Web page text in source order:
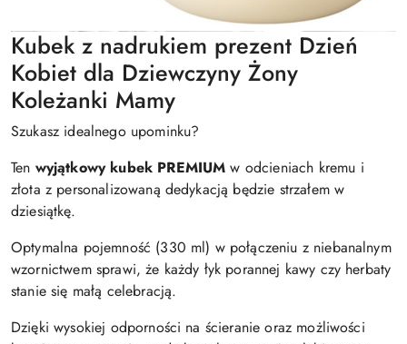
Kubek z nadrukiem prezent Dzień
Kobiet dla Dziewczyny Żony
Koleżanki Mamy
Szukasz idealnego upominku?
Ten wyjątkowy kubek PREMIUM w odcieniach kremu i
złota z personalizowaną dedykacją będzie strzałem w
dziesiątkę.
Optymalna pojemność (330 ml) w połączeniu z niebanalnym
wzornictwem sprawi, że każdy łyk porannej kawy czy herbaty
stanie się małą celebracją.
Dzięki wysokiej odporności na ścieranie oraz możliwości